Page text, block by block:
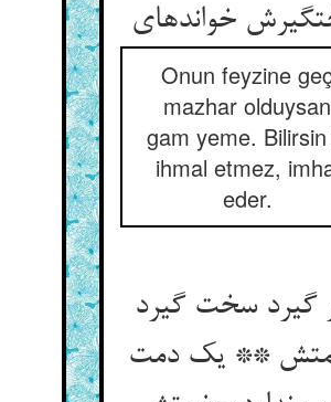
خوانده‏ای‏
Onun feyzine
mazhar olduysan
gam yeme.
ihmal etmez,
eder.
گیرد سخت گیرد
** یک دمت